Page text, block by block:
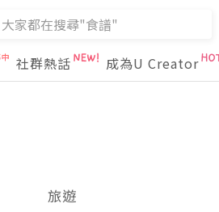
社群熱話 成為U Creator
旅遊